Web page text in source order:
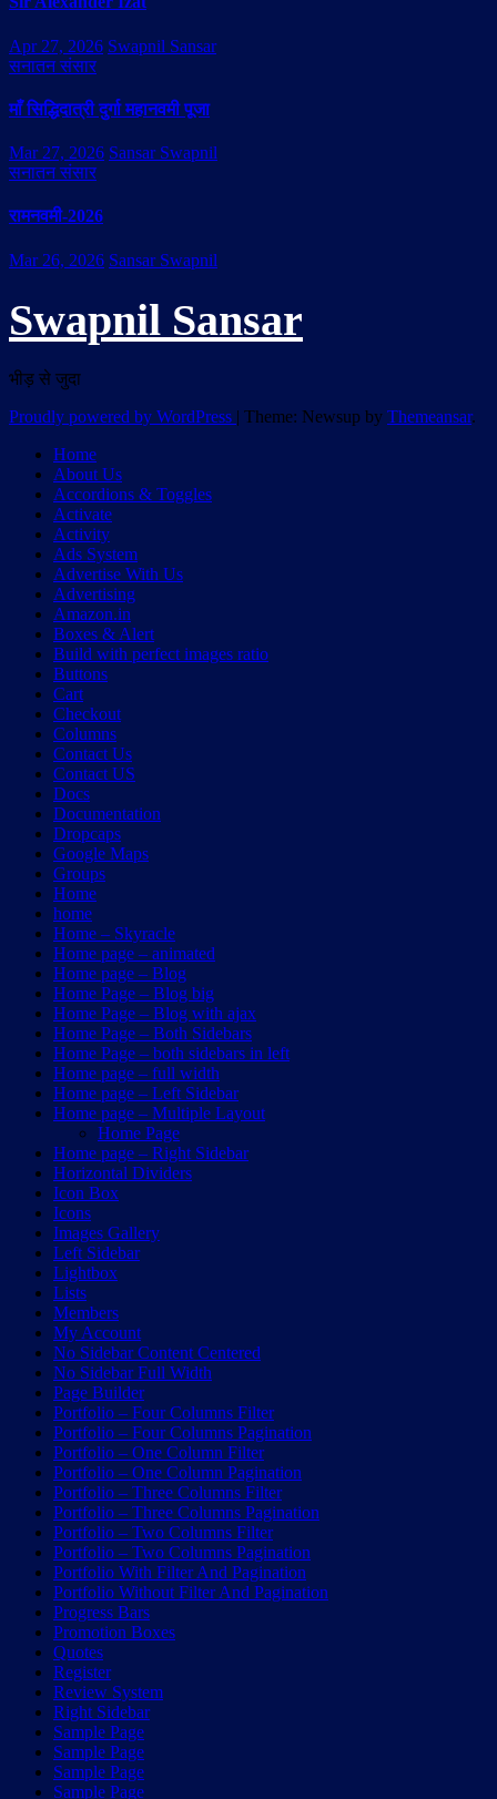
Apr 27, 2026 Swapnil Sansar
सनातन संसार
माँ सिद्धिदात्री दुर्गा महानवमी पूजा
Mar 27, 2026 Sansar Swapnil
सनातन संसार
रामनवमी-2026
Mar 26, 2026 Sansar Swapnil
Swapnil Sansar
भीड़ से जुदा
Proudly powered by WordPress
Theme: Newsup by Themeansar.
Home
About Us
Accordions & Toggles
Activate
Activity
Ads System
Advertise With Us
Advertising
Amazon.in
Boxes & Alert
Build with perfect images ratio
Buttons
Cart
Checkout
Columns
Contact Us
Contact US
Docs
Documentation
Dropcaps
Google Maps
Groups
Home
home
Home – Skyracle
Home page – animated
Home page – Blog
Home Page – Blog big
Home Page – Blog with ajax
Home Page – Both Sidebars
Home Page – both sidebars in left
Home page – full width
Home page – Left Sidebar
Home page – Multiple Layout
Home Page
Home page – Right Sidebar
Horizontal Dividers
Icon Box
Icons
Images Gallery
Left Sidebar
Lightbox
Lists
Members
My Account
No Sidebar Content Centered
No Sidebar Full Width
Page Builder
Portfolio – Four Columns Filter
Portfolio – Four Columns Pagination
Portfolio – One Column Filter
Portfolio – One Column Pagination
Portfolio – Three Columns Filter
Portfolio – Three Columns Pagination
Portfolio – Two Columns Filter
Portfolio – Two Columns Pagination
Portfolio With Filter And Pagination
Portfolio Without Filter And Pagination
Progress Bars
Promotion Boxes
Quotes
Register
Review System
Right Sidebar
Sample Page
Sample Page
Sample Page
Sample Page